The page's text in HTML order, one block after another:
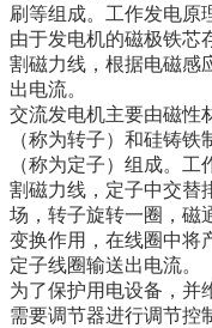
刷等组成。工作发电原
由于发电机的磁极铁芯
割磁力线，根据电磁感
出电流。
交流发电机主要由磁性
（称为转子）和硅铸
（称为定子）组成。
割磁力线，定子中交替
场，转子旋转一圈，磁
变换作用，在线圈中将
定子线圈输送出电流。
为了保护用电设备，并
需要调节器进行调节控